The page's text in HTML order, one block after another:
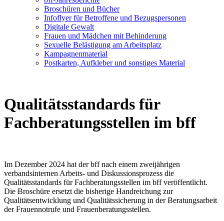
Broschüren und Bücher
Infoflyer für Betroffene und Bezugspersonen
Digitale Gewalt
Frauen und Mädchen mit Behinderung
Sexuelle Belästigung am Arbeitsplatz
Kampagnenmaterial
Postkarten, Aufkleber und sonstiges Material
Qualitätsstandards für
Fachberatungsstellen im bff
Im Dezember 2024 hat der bff nach einem zweijährigen
verbandsinternen Arbeits- und Diskussionsprozess die
Qualitätsstandards für Fachberatungsstellen im bff veröffentlicht.
Die Broschüre ersetzt die bisherige Handreichung zur
Qualitätsentwicklung und Qualitätssicherung in der Beratungsarbeit
der Frauennotrufe und Frauenberatungsstellen.